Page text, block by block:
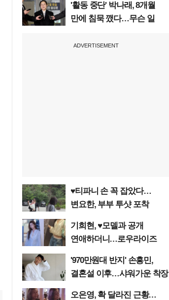
'활동 중단' 박나래, 8개월
만에 침묵 깼다…무슨 일
ADVERTISEMENT
♥티파니 손 꼭 잡았다…
변요한, 부부 투샷 포착
기희현, ♥모델과 공개
연애하더니…로우라이즈
'970만원대 반지' 손흥민,
결혼설 이후…샤워가운 착장
오은영, 확 달라진 근황…